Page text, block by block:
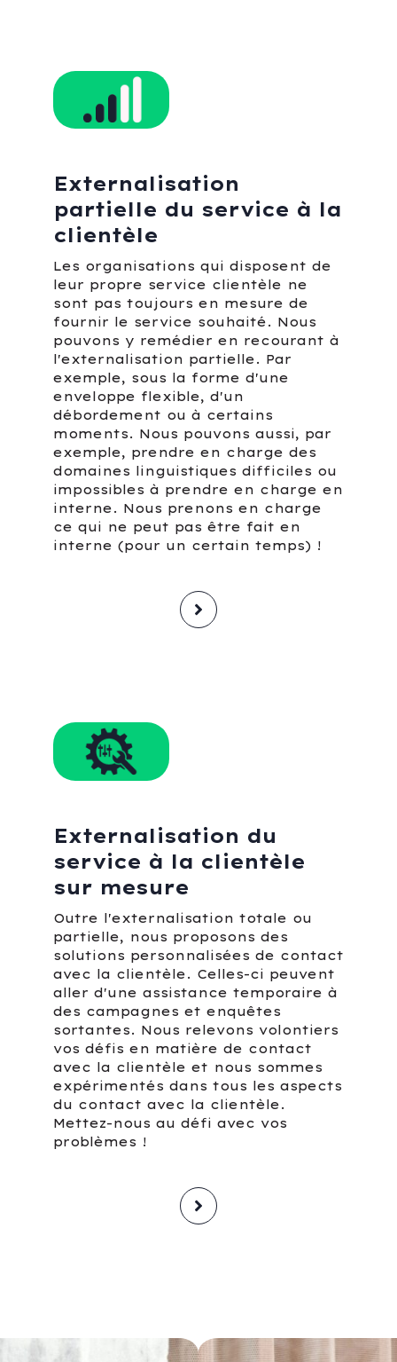
Externalisation
partielle du service à la
clientèle
Les organisations qui disposent de
leur propre service clientèle ne
sont pas toujours en mesure de
fournir le service souhaité. Nous
pouvons y remédier en recourant à
l'externalisation partielle. Par
exemple, sous la forme d'une
enveloppe flexible, d'un
débordement ou à certains
moments. Nous pouvons aussi, par
exemple, prendre en charge des
domaines linguistiques difficiles ou
impossibles à prendre en charge en
interne. Nous prenons en charge
ce qui ne peut pas être fait en
interne (pour un certain temps) !
Externalisation du
service à la clientèle
sur mesure
Outre l'externalisation totale ou
partielle, nous proposons des
solutions personnalisées de contact
avec la clientèle. Celles-ci peuvent
aller d'une assistance temporaire à
des campagnes et enquêtes
sortantes. Nous relevons volontiers
vos défis en matière de contact
avec la clientèle et nous sommes
expérimentés dans tous les aspects
du contact avec la clientèle.
Mettez-nous au défi avec vos
problèmes !